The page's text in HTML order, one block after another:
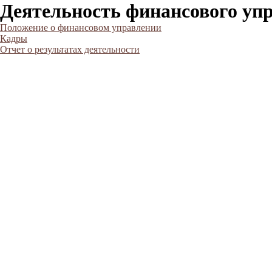
Деятельность финансового
Положение о финансовом управлении
Кадры
Отчет о результатах деятельности